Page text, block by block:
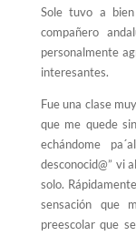
Sole tuvo a
compañero
personalmente
interesantes.
Fue una clase
que me quede
echándome
desconocid@” vi
solo.
sensación que
preescolar que